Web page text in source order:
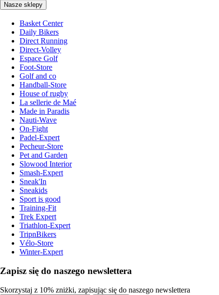
Nasze sklepy
Basket Center
Daily Bikers
Direct Running
Direct-Volley
Espace Golf
Foot-Store
Golf and co
Handball-Store
House of rugby
La sellerie de Maé
Made in Paradis
Nauti-Wave
On-Fight
Padel-Expert
Pecheur-Store
Pet and Garden
Slowood Interior
Smash-Expert
Sneak'In
Sneakids
Sport is good
Training-Fit
Trek Expert
Triathlon-Expert
TripnBikers
Vélo-Store
Winter-Expert
Zapisz się do naszego newslettera
Skorzystaj z 10% zniżki, zapisując się do naszego newslettera